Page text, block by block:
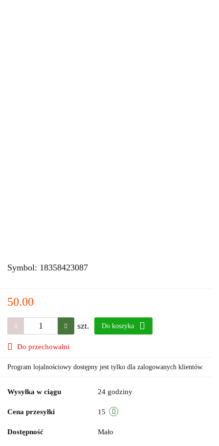
Symbol: 18358423087
50.00
szt. Do koszyka
Do przechowalni
Program lojalnościowy dostępny jest tylko dla zalogowanych klientów.
Wysyłka w ciągu 24 godziny
Cena przesyłki 15
Dostępność Mało